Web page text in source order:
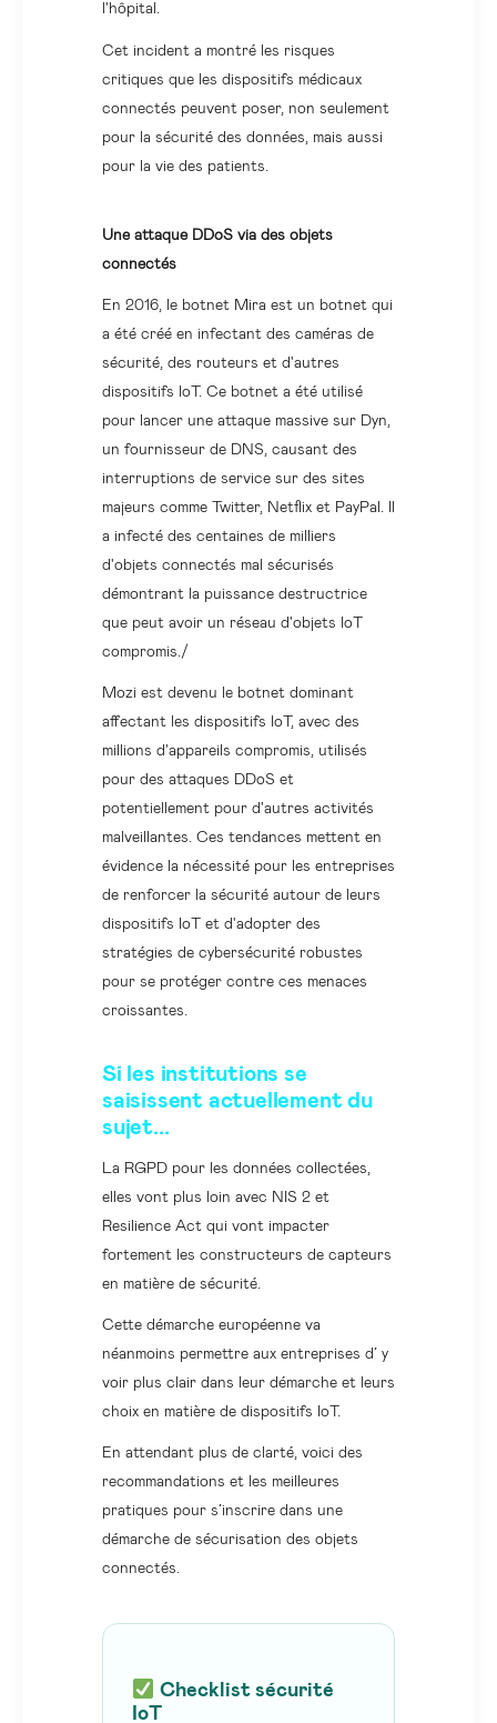
l'hôpital.
Cet incident a montré les risques
critiques que les dispositifs médicaux
connectés peuvent poser, non seulement
pour la sécurité des données, mais aussi
pour la vie des patients.
Une attaque DDoS via des objets
connectés
En 2016, le botnet Mira est un botnet qui
a été créé en infectant des caméras de
sécurité, des routeurs et d'autres
dispositifs IoT. Ce botnet a été utilisé
pour lancer une attaque massive sur Dyn,
un fournisseur de DNS, causant des
interruptions de service sur des sites
majeurs comme Twitter, Netflix et PayPal. Il
a infecté des centaines de milliers
d'objets connectés mal sécurisés
démontrant la puissance destructrice
que peut avoir un réseau d'objets IoT
compromis./
Mozi est devenu le botnet dominant
affectant les dispositifs IoT, avec des
millions d'appareils compromis, utilisés
pour des attaques DDoS et
potentiellement pour d'autres activités
malveillantes. Ces tendances mettent en
évidence la nécessité pour les entreprises
de renforcer la sécurité autour de leurs
dispositifs IoT et d'adopter des
stratégies de cybersécurité robustes
pour se protéger contre ces menaces
croissantes.
Si les institutions se
saisissent actuellement du
sujet...
La RGPD pour les données collectées,
elles vont plus loin avec NIS 2 et
Resilience Act qui vont impacter
fortement les constructeurs de capteurs
en matière de sécurité.
Cette démarche européenne va
néanmoins permettre aux entreprises d’ y
voir plus clair dans leur démarche et leurs
choix en matière de dispositifs IoT.
En attendant plus de clarté, voici des
recommandations et les meilleures
pratiques pour s’inscrire dans une
démarche de sécurisation des objets
connectés.
Checklist sécurité
IoT